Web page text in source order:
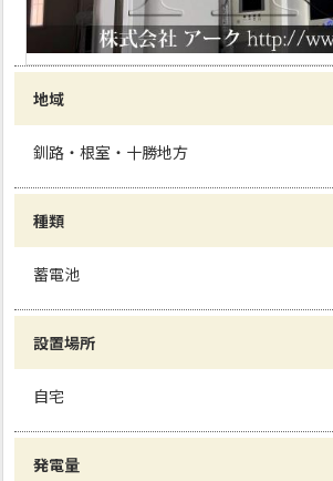
地域
釧路・根室・十勝地方
種類
蓄電池
設置場所
自宅
発電量